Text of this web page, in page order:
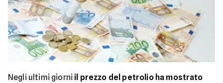
Negli ultimi giorni il prezzo del petrolio ha mostrato